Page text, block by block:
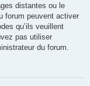
distantes ou le
forum peuvent activer
qu’ils veuillent
pas utiliser
du forum.